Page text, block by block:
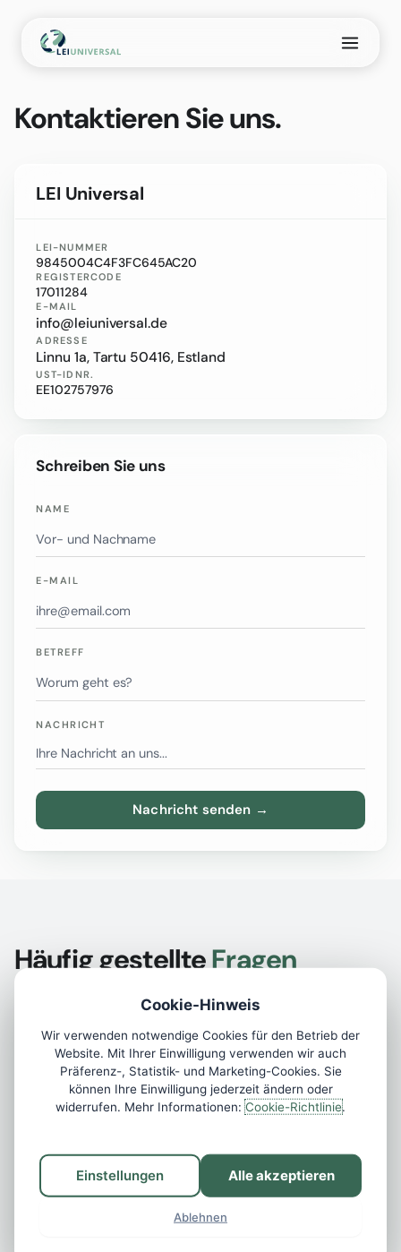
Cookie-Hinweis
Wir verwenden notwendige Cookies für den Betrieb der
Website. Mit Ihrer Einwilligung verwenden wir auch
Präferenz-, Statistik- und Marketing-Cookies. Sie
können Ihre Einwilligung jederzeit ändern oder
widerrufen. Mehr Informationen:Cookie-Richtlinie.
Alle akzeptieren
Ablehnen
Einstellungen
Inhalt
springen
Kontaktieren Sie uns.
LEI Universal
LEI-NUMMER
9845004C4F3FC645AC20
REGISTERCODE
17011284
E-MAIL
info@leiuniversal.de
ADRESSE
Linnu 1a, Tartu 50416, Estland
UST-IDNR.
EE102757976
Schreiben Sie uns
NAME
E-MAIL
BETREFF
NACHRICHT
Häufig gestellteFragen
Antworten auf die häufigsten Fragen rund um die
Beantragung, Gültigkeit und Verwaltung einer LEI-
Nummer. Falls Ihre Frage nicht beantwortet wurde,
schreiben Sie uns gern.
Was kostet eine LEI-Nummer?